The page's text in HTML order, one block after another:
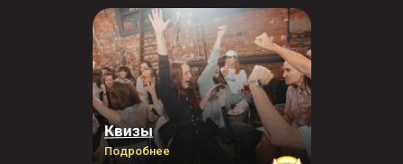
Квизы
Подробнее